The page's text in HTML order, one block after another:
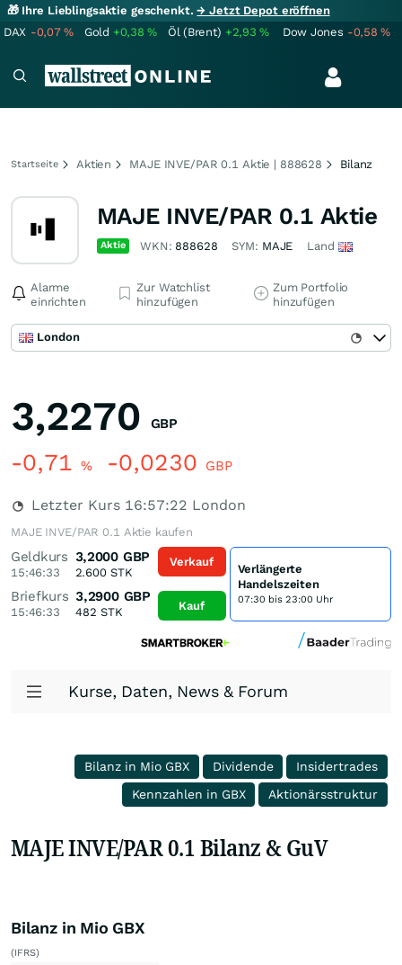
🎁 Ihre Lieblingsaktie geschenkt.→ Jetzt Depot eröffnen
DAX -0,07% Gold +0,38% Öl (Brent) +2,93% Dow Jones -0,58%
Startseite Aktien MAJE INVE/PAR 0.1 Aktie | 888628 Bilanz
MAJE INVE/PAR 0.1 Aktie
Aktie WKN: 888628 SYM: MAJE Land
Alarme
einrichten
Zur Watchlist
hinzufügen
Zum Portfolio
hinzufügen
London
3,2270 GBP
-0,71 % -0,0230 GBP
Letzter Kurs 16:57:22 London
MAJE INVE/PAR 0.1 Aktie kaufen
Geldkurs
15:46:33
3,2000 GBP
2.600STK
Briefkurs
15:46:33
3,2900 GBP
482 STK
Verkauf
Kauf
Verlängerte
Handelszeiten
07:30 bis 23:00 Uhr
Kurse, Daten, News & Forum
Bilanz in Mio GBX Dividende
Insidertrades
Kennzahlen in GBX
Aktionärsstruktur
MAJE INVE/PAR 0.1 Bilanz & GuV
Bilanz in Mio GBX
(IFRS)